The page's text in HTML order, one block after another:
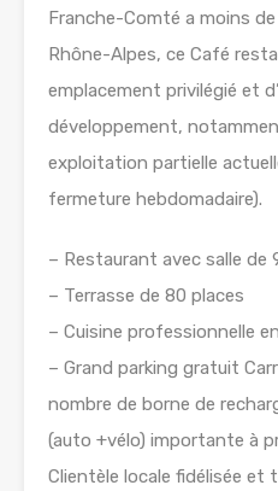
Franche-Comté a moins de
Rhône-Alpes, ce Café
emplacement privilégié et
développement,
exploitation partielle
fermeture hebdomadaire).
– Restaurant avec salle de
– Terrasse de 80 places
– Cuisine professionnelle
– Grand parking gratuit
nombre de borne de
(auto +vélo) importante à
Clientèle locale fidélisée et